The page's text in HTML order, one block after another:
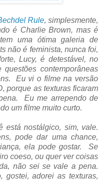
Rule, simplesmente,
é Charlie Brown, mas é
uma ótima galeria de
não é feminista, nunca foi,
Lucy, é detestável, no
contemporâneas
Eu vi o filme na versão
porque as texturas ficaram
Eu me arrependo de
um filme muito curto.
está nostálgico, sim, vale.
pode dar uma chance,
ela pode gostar. Se
coeso, ou quer ver coisas
não sei se vale a pena.
gostei, adorei as texturas,